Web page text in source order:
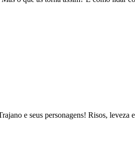
e seus personagens! Risos, leveza